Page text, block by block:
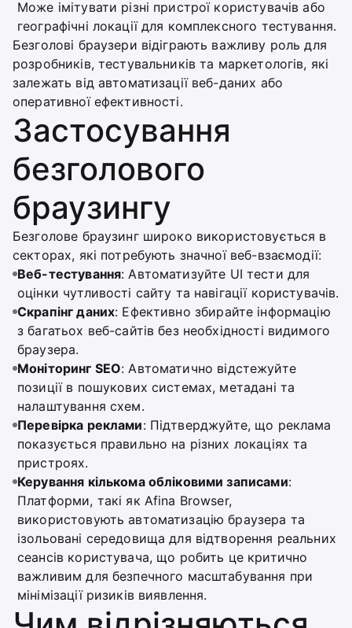
Може імітувати різні пристрої користувачів або
географічні локації для комплексного тестування.
Безголові браузери відіграють важливу роль для
розробників, тестувальників та маркетологів, які
залежать від автоматизації веб-даних або
оперативної ефективності.
Застосування
безголового
браузингу
Безголове браузинг широко використовується в
секторах, які потребують значної веб-взаємодії:
Веб-тестування: Автоматизуйте UI тести для
оцінки чутливості сайту та навігації користувачів.
Скрапінг даних: Ефективно збирайте інформацію
з багатьох веб-сайтів без необхідності видимого
браузера.
Моніторинг SEO: Автоматично відстежуйте
позиції в пошукових системах, метадані та
налаштування схем.
Перевірка реклами: Підтверджуйте, що реклама
показується правильно на різних локаціях та
пристроях.
Керування кількома обліковими записами:
Платформи, такі як Afina Browser,
використовують автоматизацію браузера та
ізольовані середовища для відтворення реальних
сеансів користувача, що робить це критично
важливим для безпечного масштабування при
мінімізації ризиків виявлення.